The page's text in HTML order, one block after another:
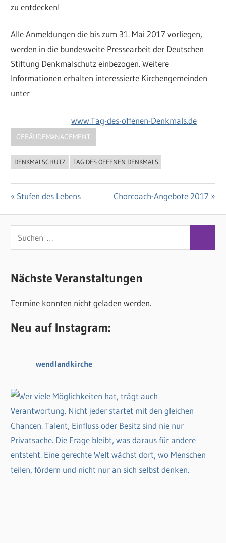
zu entdecken!
Alle Anmeldungen die bis zum 31. Mai 2017 vorliegen,
werden in die bundesweite Pressearbeit der Deutschen
Stiftung Denkmalschutz einbezogen. Weitere
Informationen erhalten interessierte Kirchengemeinden
unter
www.Tag-des-offenen-Denkmals.de
GEBÄUDEMANAGEMENT
DENKMALSCHUTZ TAG DES OFFENEN DENKMALS
Vorheriger
Stufen des Lebens
Nächster
Chorcoach-Angebote 2017
u
h
n
n
a
Nächste Veranstaltungen
Termine konnten nicht geladen werden.
Neu auf Instagram:
wendlandkirche